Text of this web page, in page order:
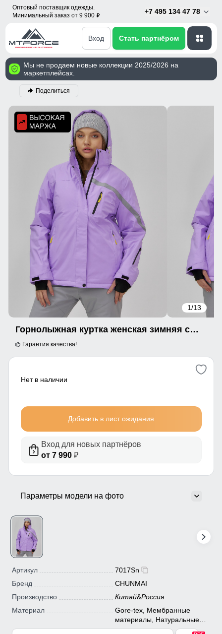
Оптовый поставщик одежды.
Минимальный заказ от 9 900 p
+7 495 134 47 78
Вход Стать партнёром
Мы не продаем новые коллекции 2025/2026 на
маркетплейсах.
Поделиться
1/13
Горнолыжная куртка женская зимняя сиреневого цвета 7017Sn
Гарантия качества!
Нет в наличии
Добавить в лист ожидания
Вход для новых партнёров
от 7 990₽
Параметры модели на фото
Артикул
7017Sn
Бренд
CHUNMAI
Производство
Китай&Россия
Материал
Gore-tex, Мембранные
материалы, Натуральные
материалы, Полиэстер,